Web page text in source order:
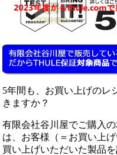
5年間も、お買い上げのレ
きますか？
有限会社谷川屋でご購入
は、お客様（＝お買い上
買い上げいただいた製品